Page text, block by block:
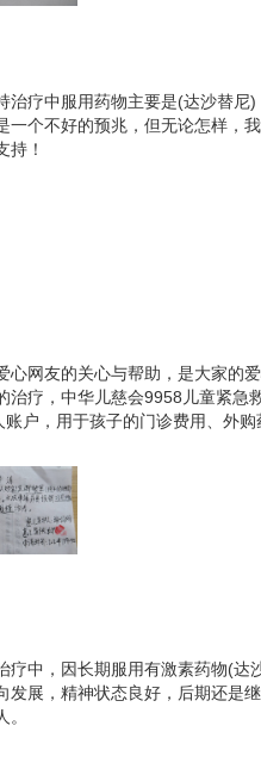
始掉头发。经历了半年多的
别难受。好消息是，经过一段
院开支大，在征求大夫意见
。
治疗中服用药物主要是(达沙替尼
一个不好的预兆，但无论怎样，
持！
心网友的关心与帮助，是大家的
治疗，中华儿慈会9958儿童紧急
户，用于孩子的门诊费用、外
疗中，因长期服用有激素药物(达
展，精神状态良好，后期还是